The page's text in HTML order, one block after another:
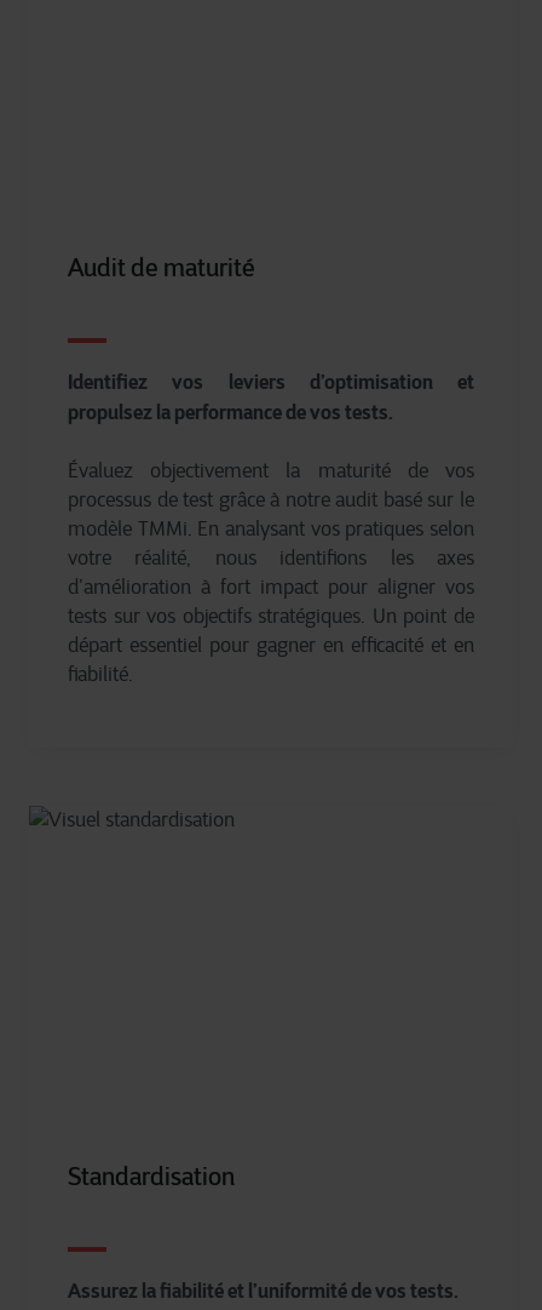
Audit de maturité
Identifiez vos leviers d’optimisation et
propulsez la performance de vos tests.
Évaluez objectivement la maturité de vos
processus de test grâce à notre audit basé sur le
modèle TMMi. En analysant vos pratiques selon
votre réalité, nous identifions les axes
d’amélioration à fort impact pour aligner vos
tests sur vos objectifs stratégiques. Un point de
départ essentiel pour gagner en efficacité et en
fiabilité.
Standardisation
Assurez la fiabilité et l’uniformité de vos tests.